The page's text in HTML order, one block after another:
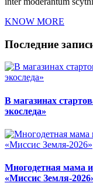
KNOW MORE
Последние
В магазинах
экоследа»
Многодетная мама
«Миссис Земля-